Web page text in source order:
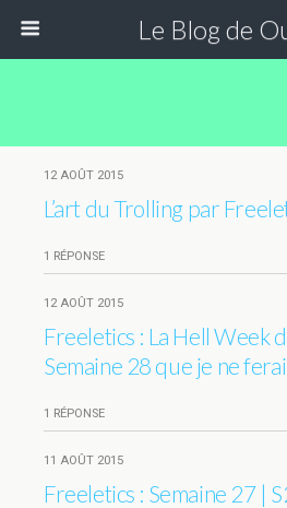
Le Blog de
12 AOÛT 2015
L’art du Trolling par
1 RÉPONSE
12 AOÛT 2015
Freeletics : La Hell Week
Semaine 28 que je ne
1 RÉPONSE
11 AOÛT 2015
Freeletics : Semaine 27 |